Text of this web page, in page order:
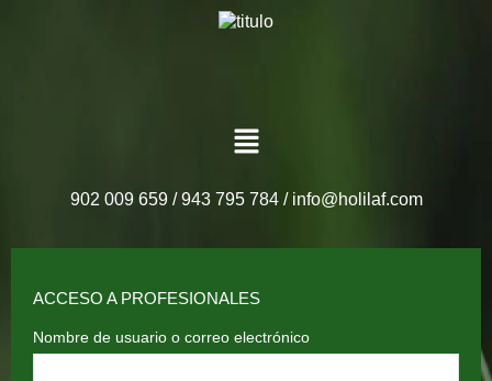
902 009 659 / 943 795 784 / info@holilaf.com
ACCESO A PROFESIONALES
Nombre de usuario o correo electrónico